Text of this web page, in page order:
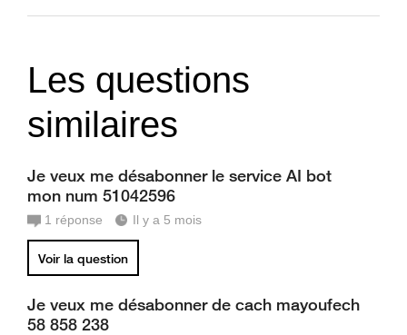
Les questions
similaires
Je veux me désabonner le service AI bot
mon num 51042596
1 réponse Il y a 5 mois
Voir la question
Je veux me désabonner de cach mayoufech
58 858 238